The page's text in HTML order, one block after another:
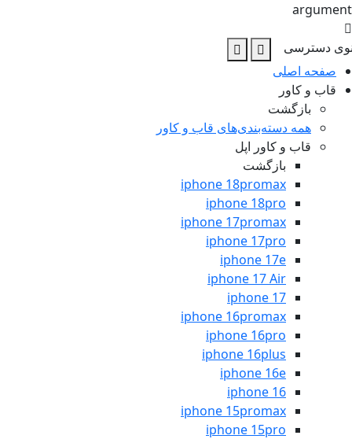
دسترسی
اصلی
و کاور
بازگشت
همه دسته‌بندی‌های قاب و کاور
قاب و کاور اپل
بازگشت
iphone 18promax
iphone 18pro
iphone 17promax
iphone 17pro
iphone 17e
iphone 17 Air
iphone 17
iphone 16promax
iphone 16pro
iphone 16plus
iphone 16e
iphone 16
iphone 15promax
iphone 15pro